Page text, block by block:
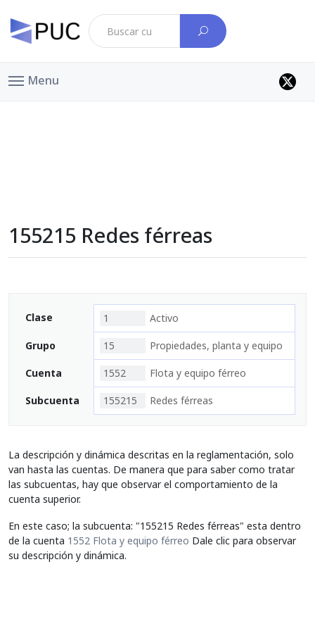
Menu
155215 Redes férreas
Clase 1 Activo
Grupo 15 Propiedades, planta y equipo
Cuenta 1552 Flota y equipo férreo
Subcuenta 155215 Redes férreas
La descripción y dinámica descritas en la reglamentación, solo
van hasta las cuentas. De manera que para saber como tratar
las subcuentas, hay que observar el comportamiento de la
cuenta superior.
En este caso; la subcuenta: "155215 Redes férreas" esta dentro
de la cuenta 1552 Flota y equipo férreo Dale clic para observar
su descripción y dinámica.